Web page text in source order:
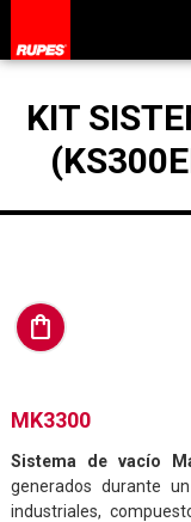
KIT
shopping_bag
MK3300
Sistema de vacío
generados durante
industriales,